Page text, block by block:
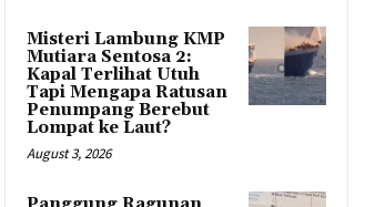
Misteri Lambung KMP
Mutiara Sentosa 2:
Kapal Terlihat Utuh
Tapi Mengapa Ratusan
Penumpang Berebut
Lompat ke Laut?
August 3, 2026